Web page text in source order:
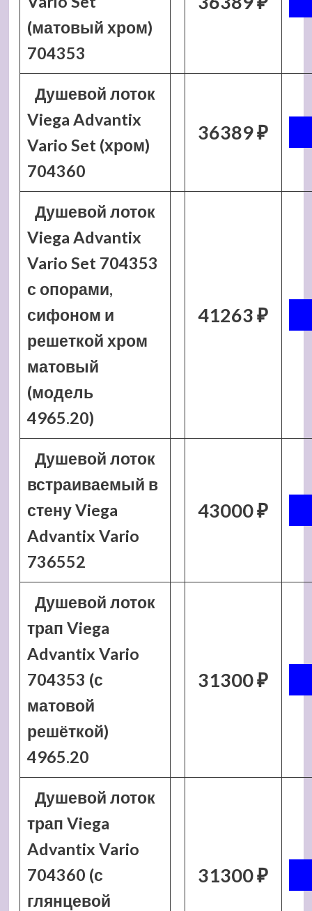
(матовый хром)
704353
Душевой лоток
Viega Advantix
Vario Set (хром)
704360
36389 ₽
Душевой лоток
Viega Advantix
Vario Set 704353
с опорами,
сифоном и
решеткой хром
матовый
(модель
4965.20)
41263 ₽
Душевой лоток
встраиваемый в
стену Viega
Advantix Vario
736552
43000 ₽
Душевой лоток
трап Viega
Advantix Vario
704353 (с
матовой
решёткой)
4965.20
31300 ₽
Душевой лоток
трап Viega
Advantix Vario
704360 (с
глянцевой
31300 ₽